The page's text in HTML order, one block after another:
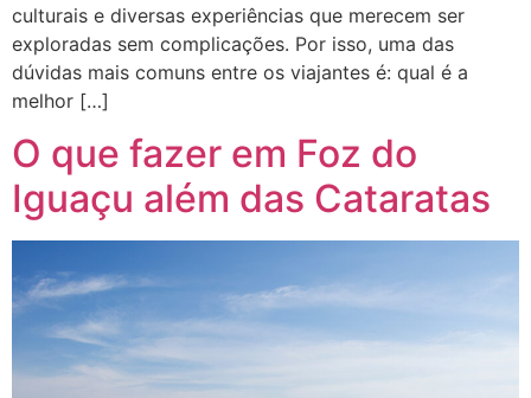
culturais e diversas experiências que merecem ser
exploradas sem complicações. Por isso, uma das
dúvidas mais comuns entre os viajantes é: qual é a
melhor […]
O que fazer em Foz do
Iguaçu além das Cataratas